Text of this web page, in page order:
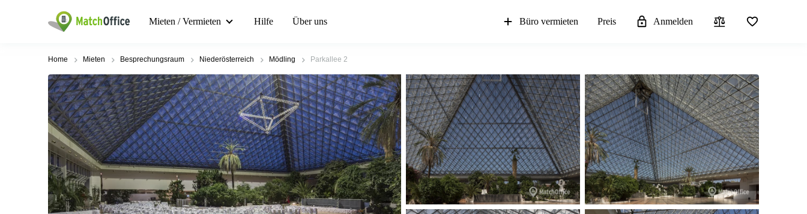
Mieten / Vermieten Hilfe Über uns Büro vermieten Preis Anmelden
Home Mieten Besprechungsraum Niederösterreich Mödling Parkallee 2